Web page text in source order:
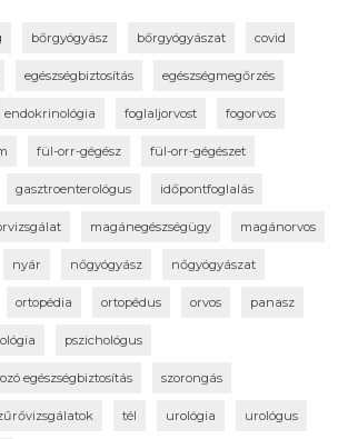
bőrgyógyász bőrgyógyászat covid
egészségbiztosítás egészségmegőrzés
endokrinológia foglaljorvost fogorvos
fül-orr-gégész fül-orr-gégészet
gasztroenterológus időpontfoglalás
magánegészségügy magánorvos
nyár nőgyógyász nőgyógyászat
ortopédia ortopédus orvos panasz
pszichológus
egészségbiztosítás szorongás
tél urológia urológus